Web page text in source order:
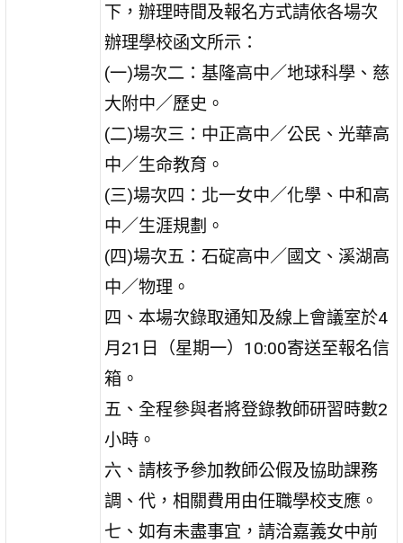
下，辦理時間及報名方式請依各場次
辦理學校函文所示：
(一)場次二：基隆高中／地球科學、慈
大附中／歷史。
(二)場次三：中正高中／公民、光華高
中／生命教育。
(三)場次四：北一女中／化學、中和高
中／生涯規劃。
(四)場次五：石碇高中／國文、溪湖高
中／物理。
四、本場次錄取通知及線上會議室於4
月21日（星期一）10:00寄送至報名信
箱。
五、全程參與者將登錄教師研習時數2
小時。
六、請核予參加教師公假及協助課務
調、代，相關費用由任職學校支應。
七、如有未盡事宜，請洽嘉義女中前